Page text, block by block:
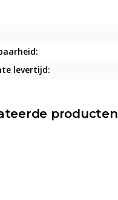
levertijd:
producten